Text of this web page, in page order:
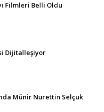
Filmleri Belli Oldu
Dijitalleşiyor
Münir Nurettin Selçuk